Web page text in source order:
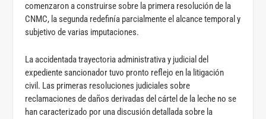
comenzaron a construirse sobre la primera resolución de la
CNMC, la segunda redefinía parcialmente el alcance temporal y
subjetivo de varias imputaciones.
La accidentada trayectoria administrativa y judicial del
expediente sancionador tuvo pronto reflejo en la litigación
civil. Las primeras resoluciones judiciales sobre
reclamaciones de daños derivadas del cártel de la leche no se
han caracterizado por una discusión detallada sobre la